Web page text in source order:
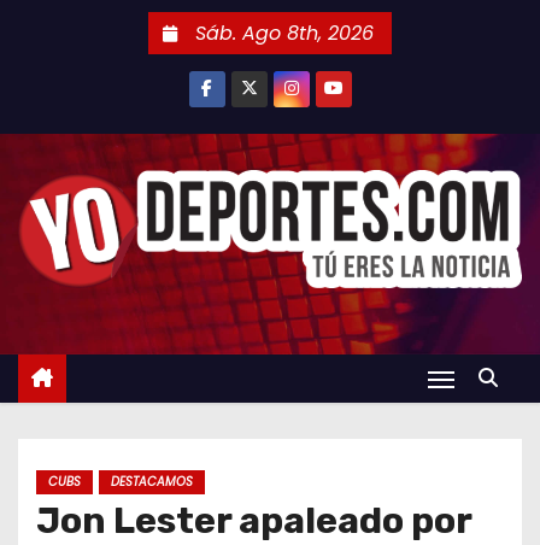
n
Sáb. Ago 8th, 2026
CUBS DESTACAMOS
Jon Lester apaleado por